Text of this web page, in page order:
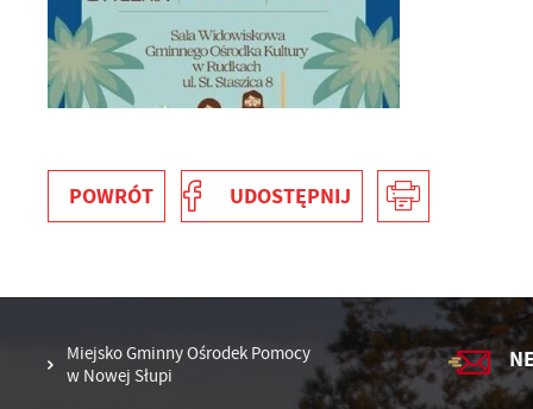
POWRÓT UDOSTĘPNIJ
Miejsko Gminny Ośrodek Pomocy
w Nowej Słupi